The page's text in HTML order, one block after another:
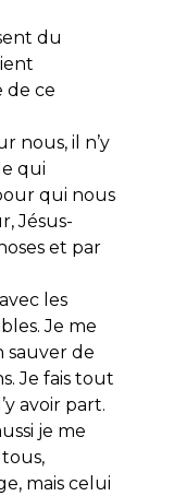
du
de ce
nous, il n’y
qui
qui nous
Jésus-
et par
les
Je me
sauver de
Je fais tout
avoir part.
je me
mais celui